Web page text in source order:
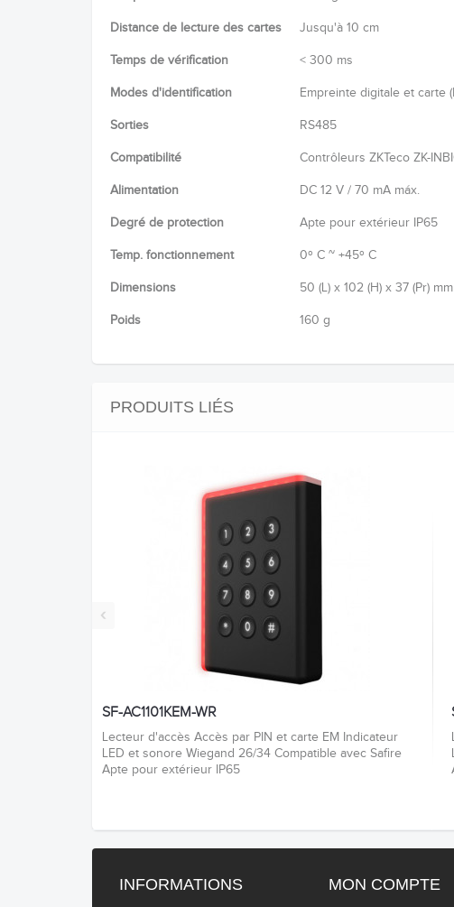
Distance de lecture des cartes Jusqu'à 10 cm
Temps de vérification < 300 ms
Modes d'identification Empreinte digitale et carte
Sorties RS485
Compatibilité Contrôleurs ZKTeco ZK-
Alimentation DC 12 V / 70 mA máx.
Degré de protection Apte pour extérieur IP65
Temp. fonctionnement 0º C ~ +45º C
Dimensions 50 (L) x 102 (H) x 37 (Pr) mm
Poids 160 g
PRODUITS LIÉS
‹
SF-AC1101KEM-WR
Lecteur d'accès Accès par PIN et carte EM Indicateur
LED et sonore Wiegand 26/34 Compatible avec Safire
Apte pour extérieur IP65
INFORMATIONS MON COMPTE